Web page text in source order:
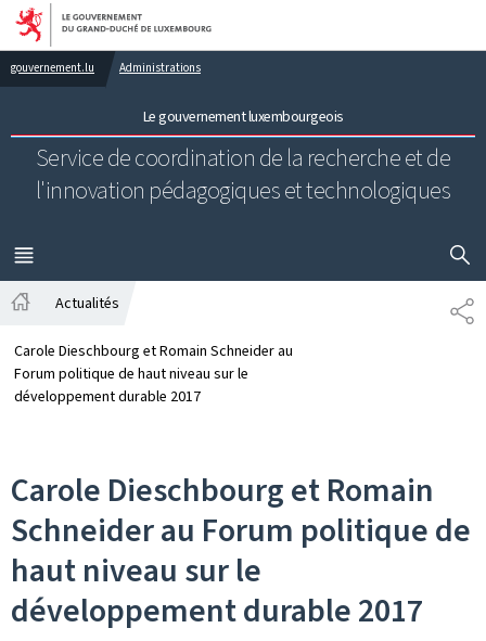
Aller au menu principal
Aller au contenu
gouvernement.lu Administrations
Le gouvernement luxembourgeois
Service de coordination de la recherche et de
l'innovation pédagogiques et technologiques
MENU
PRINCIPAL
Actualités
Carole Dieschbourg et Romain Schneider au
Forum politique de haut niveau sur le
développement durable 2017
Carole Dieschbourg et Romain
Schneider au Forum politique de
haut niveau sur le
développement durable 2017